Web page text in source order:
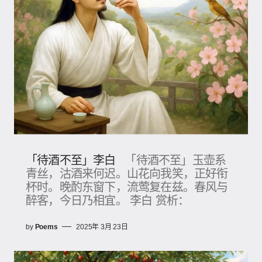
「待酒不至」李白
「待酒不至」玉壶系
青丝，沽酒来何迟。山花向我笑，正好衔
杯时。晚酌东窗下，流莺复在兹。春风与
醉客，今日乃相宜。 李白 赏析：
by Poems 2025年 3月 23日